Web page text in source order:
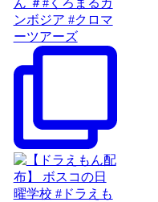
ンボジア #クロマ
ーツアーズ